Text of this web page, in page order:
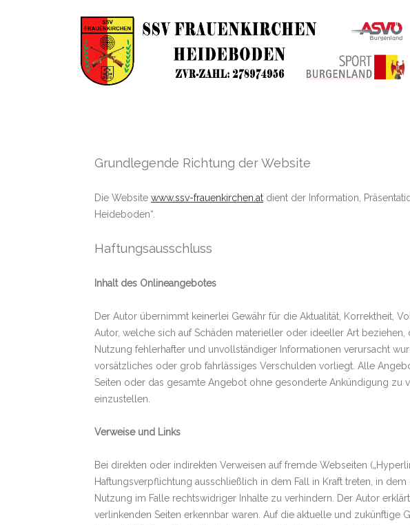
Grundlegende Richtung der Website
Die Website www.ssv-frauenkirchen.at dient der Information,
Heideboden“.
Haftungsausschluss
Inhalt des Onlineangebotes
Der Autor übernimmt keinerlei Gewähr für die Aktualität, Korrektheit,
Autor, welche sich auf Schäden materieller oder ideeller Art
Nutzung fehlerhafter und unvollständiger Informationen verursacht
vorsätzliches oder grob fahrlässiges Verschulden vorliegt. Alle
Seiten oder das gesamte Angebot ohne gesonderte Ankündigung
einzustellen.
Verweise und Links
Bei direkten oder indirekten Verweisen auf fremde Webseiten
Haftungsverpflichtung ausschließlich in dem Fall in Kraft treten, in
Nutzung im Falle rechtswidriger Inhalte zu verhindern. Der Autor
verlinkenden Seiten erkennbar waren. Auf die aktuelle und